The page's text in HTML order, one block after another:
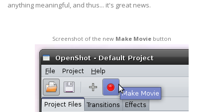
anything meaningful, and thus... it's great news.
Screenshot of the new Make Moviebutton